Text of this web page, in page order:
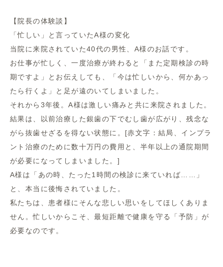
【院長の体験談】
「忙しい」と言っていたA様の変化
当院に来院されていた40代の男性、A様のお話です。
お仕事が忙しく、一度治療が終わると「また定期検診の時
期ですよ」とお伝えしても、「今は忙しいから、何かあっ
たら行くよ」と足が遠のいてしまいました。
それから3年後。A様は激しい痛みと共に来院されました。
結果は、以前治療した銀歯の下でむし歯が広がり、残念な
がら抜歯せざるを得ない状態に。[赤文字：結局、インプラ
ント治療のために数十万円の費用と、半年以上の通院期間
が必要になってしまいました。]
A様は「あの時、たった1時間の検診に来ていれば……」
と、本当に後悔されていました。
私たちは、患者様にそんな悲しい思いをしてほしくありま
せん。忙しいからこそ、最短距離で健康を守る「予防」が
必要なのです。